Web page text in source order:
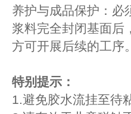
养护与成品保护：必
浆料完全封闭基面后
方可开展后续的工序。
特别提示：
1.避免胶水流挂至待